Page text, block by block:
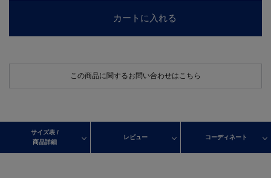
カートに入れる
この商品に関するお問い合わせはこちら
サイズ表 /
商品詳細
レビュー コーディネート